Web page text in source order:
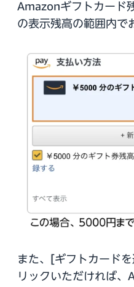
Amazonギフトカード
の表示残高の範囲内で
また、[ギフトカード
リックいただければ、